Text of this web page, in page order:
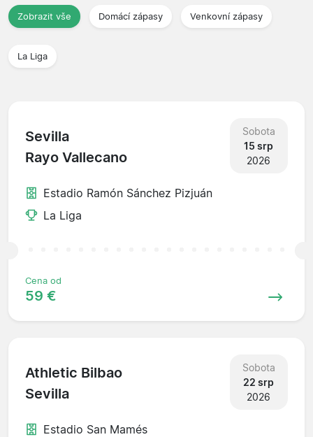
Zobrazit vše Domácí zápasy Venkovní zápasy
La Liga
Sevilla
Rayo Vallecano
Sobota
15 srp
2026
Estadio Ramón Sánchez Pizjuán
La Liga
Cena od
59 €
Athletic Bilbao
Sevilla
Sobota
22 srp
2026
Estadio San Mamés